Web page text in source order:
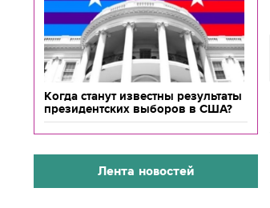
Когда станут известны результаты
президентских выборов в США?
Лента новостей